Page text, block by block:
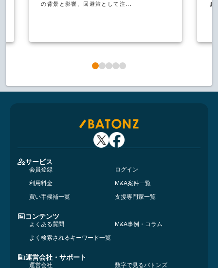
の背景と影響、回避策として注...
ま
サービス
会員登録
ログイン
利用料金
M&A案件一覧
買い手候補一覧
支援専門家一覧
コンテンツ
よくある質問
M&A事例・コラム
よく検索されるキーワード一覧
運営会社・サポート
運営会社
数字で見るバトンズ